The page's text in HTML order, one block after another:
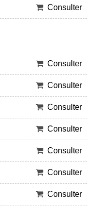
Consulter
Consulter
Consulter
Consulter
Consulter
Consulter
Consulter
Consulter